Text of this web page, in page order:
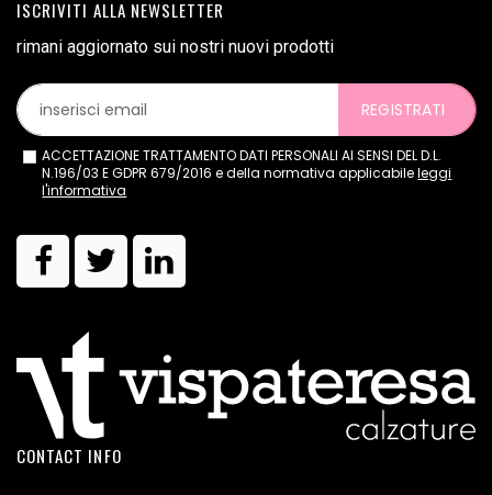
ISCRIVITI ALLA NEWSLETTER
rimani aggiornato sui nostri nuovi prodotti
REGISTRATI
ACCETTAZIONE TRATTAMENTO DATI PERSONALI AI SENSI DEL D.L.
N.196/03 E GDPR 679/2016 e della normativa applicabileleggi
l'informativa
CONTACT INFO